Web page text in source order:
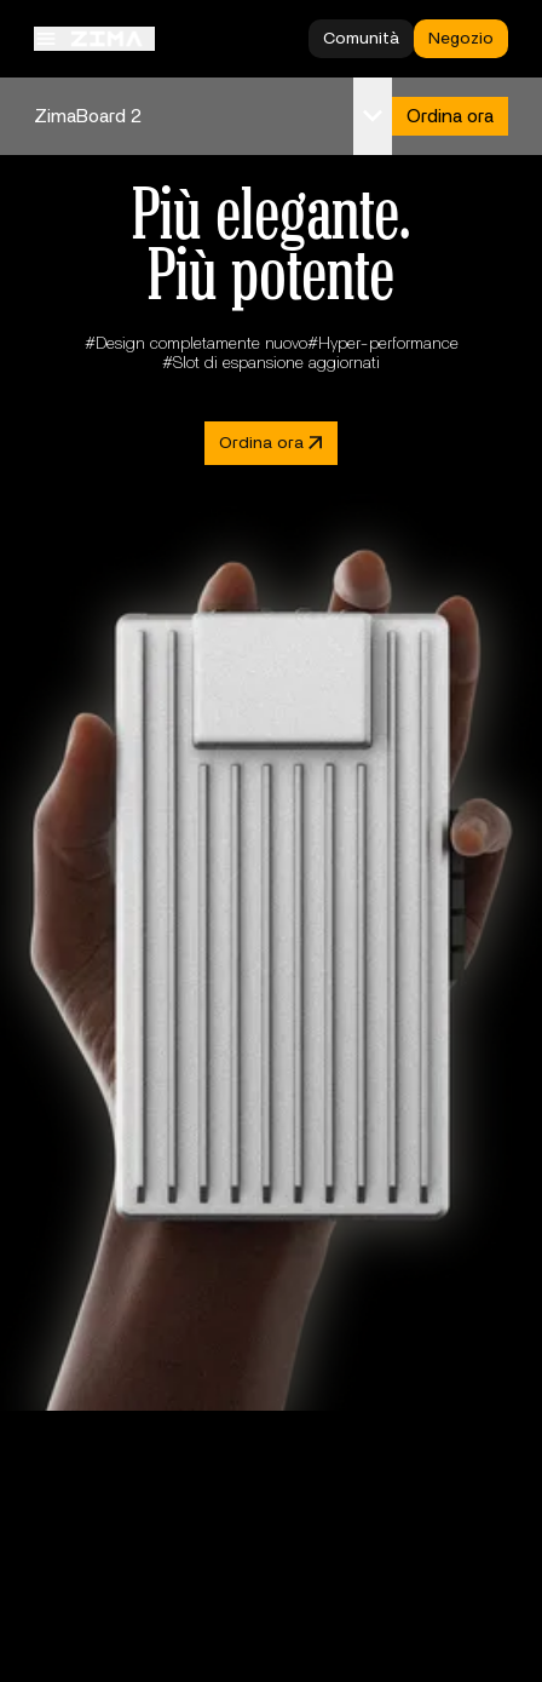
Comunità Negozio
ZimaBoard 2 Ordina ora
Scopri ZimaBoard 2
Più elegante.
Più potente
#Design completamente nuovo#Hyper-performance
#Slot di espansione aggiornati
Ordina ora